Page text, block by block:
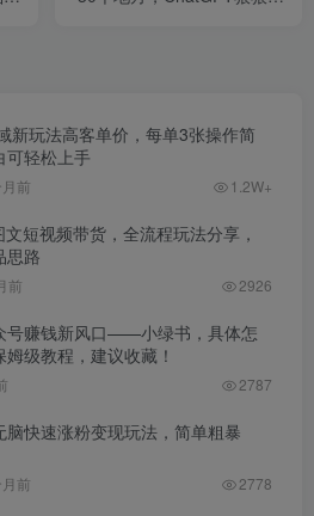
新玩法高客单价，每单3张操作简
可轻松上手
前 1.2W+
短视频带货，全流程玩法分享，
思路
前 2926
号赚钱新风口——小绿书，具体怎
级教程，建议收藏！
2787
脑快速涨粉变现玩法，简单粗暴
前 2778